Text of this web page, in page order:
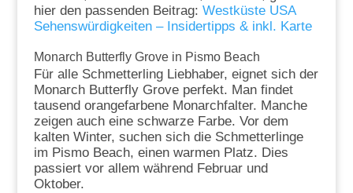
hier den passenden Beitrag: Westküste USA
Sehenswürdigkeiten – Insidertipps & inkl. Karte
Monarch Butterfly Grove in Pismo Beach
Für alle Schmetterling Liebhaber, eignet sich der
Monarch Butterfly Grove perfekt. Man findet
tausend orangefarbene Monarchfalter. Manche
zeigen auch eine schwarze Farbe. Vor dem
kalten Winter, suchen sich die Schmetterlinge
im Pismo Beach, einen warmen Platz. Dies
passiert vor allem während Februar und
Oktober.